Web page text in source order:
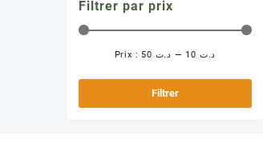
Orthopédie
Filtrer par prix
Filtrer
Prix : د.ت 10 — د.ت 50